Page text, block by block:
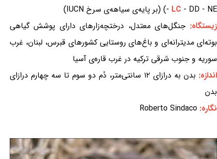
- LC - DD - NE) (بر پایه‌ی سیاهه‌ی سرخ IUCN)
زیستگاه: جنگل‌های معتدل، درختچه‌زارهای دارای پوشش گیاهی
بوته‌ای مدیترانه‌ای و باغ‌های روستایی کشورهای قبرس، لبنان، غرب
سوریه و جنوب شرقی ترکیه در غرب قاره‌ی آسیا
اندازه:
بدن به درازای ۱۲ سانتی‌متر، دُم دو سوم تا سه چهارم درازای
بدن
نگاره: Roberto Sindaco